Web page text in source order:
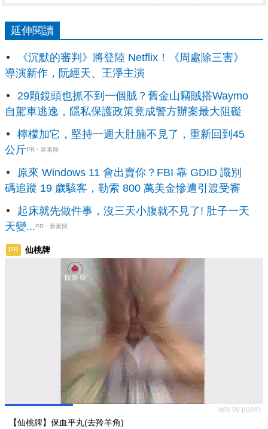
延伸閱讀
《沉默的審判》將登陸 Netflix！《周處除三害》
導演新作，阮經天、王淨主演
29顆鏡頭也抓不到一個賊？舊金山竊賊搭Waymo
自駕車逃逸，隱私保護政策竟成警方辦案最大阻礙
檸檬加它，堅持一週大肚腩不見了，重新回到45
公斤PR・新素簡
原來 Windows 11 會出賣你？FBI 靠 GDID 識別
碼追蹤 19 歲駭客，勒索 800 萬美金慘遭引渡受審
起床就先做件事，沒三天小腹就不見了! 肚子一天
天變...PR・新素簡
PR 仙桃牌
ads by popIn
【仙桃牌】保血平丸(去羚羊角)